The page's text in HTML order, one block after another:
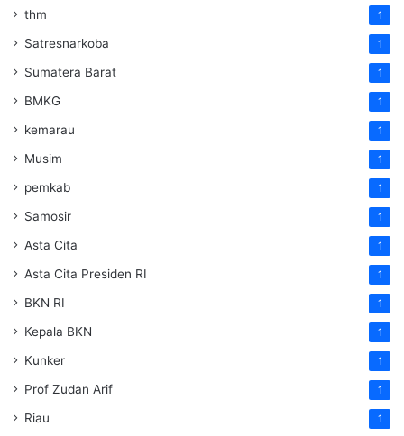
thm 1
Satresnarkoba 1
Sumatera Barat 1
BMKG 1
kemarau 1
Musim 1
pemkab 1
Samosir 1
Asta Cita 1
Asta Cita Presiden RI 1
BKN RI 1
Kepala BKN 1
Kunker 1
Prof Zudan Arif 1
Riau 1